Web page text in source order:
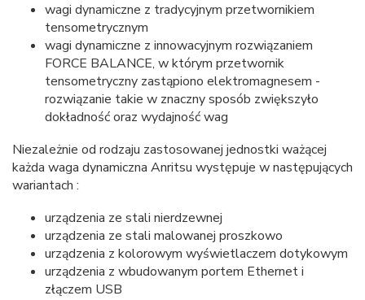
wagi dynamiczne z tradycyjnym przetwornikiem
tensometrycznym
wagi dynamiczne z innowacyjnym rozwiązaniem
FORCE BALANCE, w którym przetwornik
tensometryczny zastąpiono elektromagnesem -
rozwiązanie takie w znaczny sposób zwiększyło
dokładność oraz wydajność wag
Niezależnie od rodzaju zastosowanej jednostki ważącej
każda waga dynamiczna Anritsu występuje w następujących
wariantach :
urządzenia ze stali nierdzewnej
urządzenia ze stali malowanej proszkowo
urządzenia z kolorowym wyświetlaczem dotykowym
urządzenia z wbudowanym portem Ethernet i
złączem USB